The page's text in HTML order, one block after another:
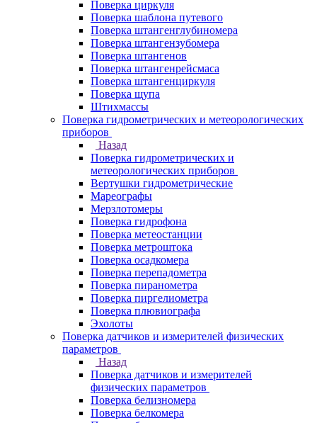
Поверка циркуля
Поверка шаблона путевого
Поверка штангенглубиномера
Поверка штангензубомера
Поверка штангенов
Поверка штангенрейсмаса
Поверка штангенциркуля
Поверка щупа
Штихмассы
Поверка гидрометрических и метеорологических
приборов
Назад
Поверка гидрометрических и
метеорологических приборов
Вертушки гидрометрические
Мареографы
Мерзлотомеры
Поверка гидрофона
Поверка метеостанции
Поверка метроштока
Поверка осадкомера
Поверка перепадометра
Поверка пиранометра
Поверка пиргелиометра
Поверка плювиографа
Эхолоты
Поверка датчиков и измерителей физических
параметров
Назад
Поверка датчиков и измерителей
физических параметров
Поверка белизномера
Поверка белкомера